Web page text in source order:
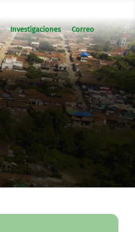
Investigaciones Correo